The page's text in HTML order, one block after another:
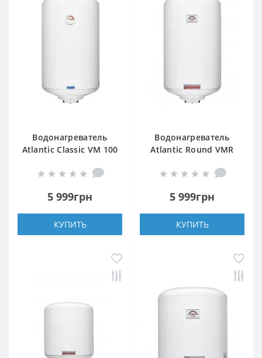
Водонагреватель
Atlantic Classic VM 100
5 999грн
КУПИТЬ
Водонагреватель
Atlantic Round VMR
5 999грн
КУПИТЬ